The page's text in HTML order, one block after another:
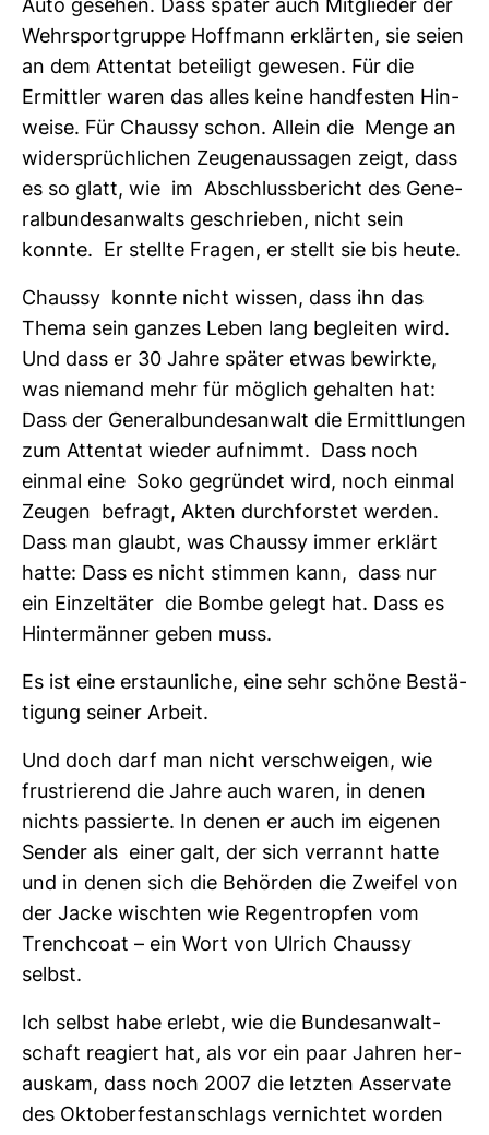
Auto gesehen. Dass später auch Mit­glieder der
Wehr­sport­gruppe Hoff­mann erklärten, sie seien
an dem Attentat betei­ligt gewesen. Für die
Ermittler waren das alles keine hand­festen Hin­
weise. Für Chaussy schon. Allein die Menge an
wider­sprüch­li­chen Zeu­gen­aus­sagen zeigt, dass
es so glatt, wie im Abschluss­be­richt des Gene­
ral­bun­des­an­walts geschrieben, nicht sein
konnte. Er stellte Fragen, er stellt sie bis heute.
Chaussy konnte nicht wissen, dass ihn das
Thema sein ganzes Leben lang begleiten wird.
Und dass er 30 Jahre später etwas bewirkte,
was nie­mand mehr für mög­lich gehalten hat:
Dass der Gene­ral­bun­des­an­walt die Ermitt­lungen
zum Attentat wieder auf­nimmt. Dass noch
einmal eine Soko gegründet wird, noch einmal
Zeugen befragt, Akten durch­forstet werden.
Dass man glaubt, was Chaussy immer erklärt
hatte: Dass es nicht stimmen kann, dass nur
ein Ein­zel­täter die Bombe gelegt hat. Dass es
Hin­ter­männer geben muss.
Es ist eine erstaun­liche, eine sehr schöne Bestä­
ti­gung seiner Arbeit.
Und doch darf man nicht ver­schweigen, wie
frus­trie­rend die Jahre auch waren, in denen
nichts pas­sierte. In denen er auch im eigenen
Sender als einer galt, der sich ver­rannt hatte
und in denen sich die Behörden die Zweifel von
der Jacke wischten wie Regen­tropfen vom
Trench­coat – ein Wort von Ulrich Chaussy
selbst.
Ich selbst habe erlebt, wie die Bun­des­an­walt­
schaft reagiert hat, als vor ein paar Jahren her­
auskam, dass noch 2007 die letzten Asser­vate
des Okto­ber­fest­an­schlags ver­nichtet worden